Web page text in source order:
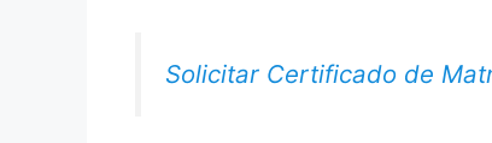
Solicitar Certificado de